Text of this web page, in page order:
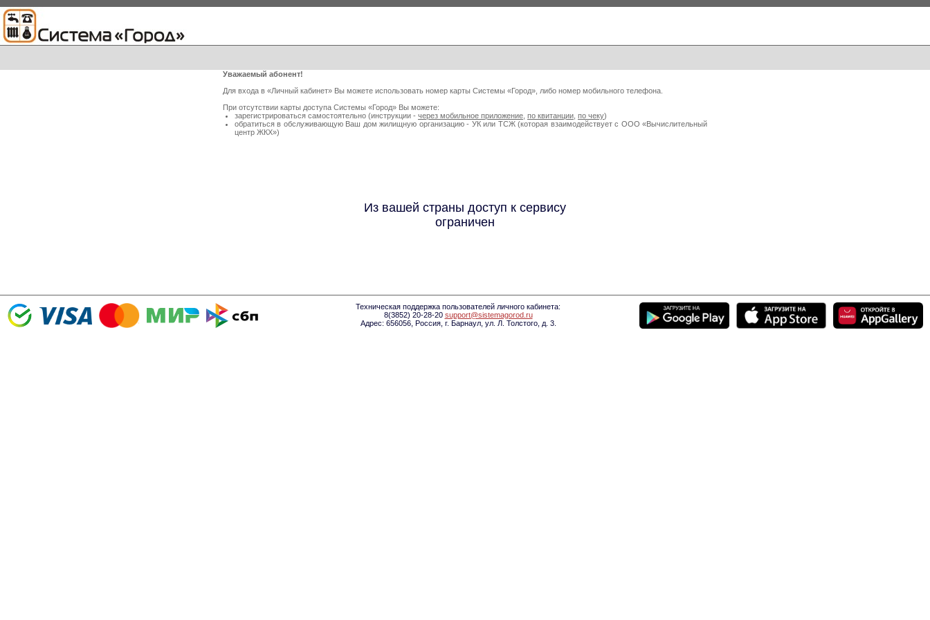
Уважаемый абонент!
Для входа в «Личный кабинет» Вы можете использовать номер карты Системы «Город», либо номер мобильного телефона.
При отсутствии карты доступа Системы «Город» Вы можете:
зарегистрироваться самостоятельно (инструкции - через мобильное приложение по квитанции по чеку)
обратиться в обслуживающую Ваш дом жилищную организацию - УК или ТСЖ (которая взаимодействует с ООО «Вычислительный
центр ЖКХ»)
Из вашей страны доступ к сервису
ограничен
Техническая поддержка пользователей личного кабинета:
8(3852) 20-28-20 support@sistemagorod.ru
Адрес: 656056, Россия, г. Барнаул, ул. Л. Толстого, д. 3.